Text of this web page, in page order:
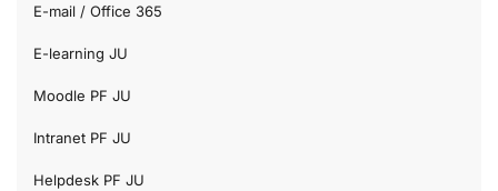
E-mail / Office 365
E-learning JU
Moodle PF JU
Intranet PF JU
Helpdesk PF JU